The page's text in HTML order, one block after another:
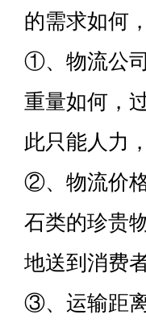
的需求如何
①、物流公
重量如何，
此只能人力
②、物流价
石类的珍贵
地送到消费
③、运输距